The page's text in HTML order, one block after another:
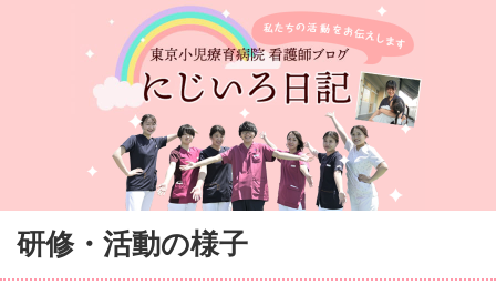
研修・活動の様子